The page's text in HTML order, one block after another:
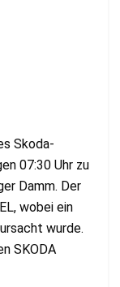
Skoda-
07:30 Uhr zu
Damm. Der
wobei ein
wurde.
SKODA